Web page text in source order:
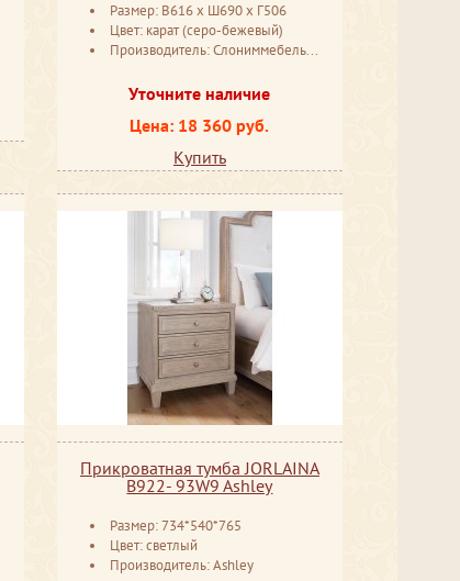
Размер: В616 ​х Ш690 ​х Г506
Цвет: карат (серо-бежевый)
Производитель: Слониммебель Беларусь
Уточните наличие
Цена: 18 360 руб.
Купить
Прикроватная тумба JORLAINA
B922- 93W9 Ashley
Размер: 734*540*765
Цвет: светлый
Производитель: Ashley